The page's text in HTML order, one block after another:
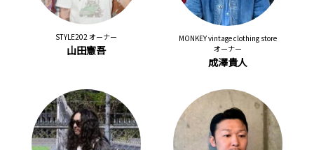
STYLE202 オーナー
山田憲吾
MONKEY vintage clothing store
オーナー
成澤貴人